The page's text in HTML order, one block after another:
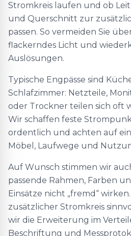
Stromkreis laufen und ob
und Querschnitt zur
passen. So vermeiden Sie
flackerndes Licht und
Auslösungen.
Typische Engpässe sind
Schlafzimmer: Netzteile,
oder Trockner teilen sich oft
Wir schaffen feste
ordentlich und achten auf
Möbel, Laufwege und
Auf Wunsch stimmen wir
passende Rahmen, Farben
Einsätze nicht „fremd“
zusätzlicher Stromkreis
wir die Erweiterung im
Beschriftung und